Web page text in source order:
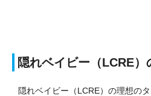
隠れベイビー（LCRE
隠れベイビー（LCRE）の理想のタ